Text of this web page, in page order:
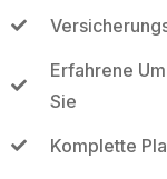
Erfahrene
Sie
Komplette